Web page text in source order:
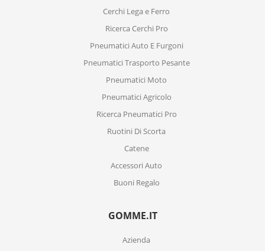
Cerchi Lega e Ferro
Ricerca Cerchi Pro
Pneumatici Auto E Furgoni
Pneumatici Trasporto Pesante
Pneumatici Moto
Pneumatici Agricolo
Ricerca Pneumatici Pro
Ruotini Di Scorta
Catene
Accessori Auto
Buoni Regalo
GOMME.IT
Azienda